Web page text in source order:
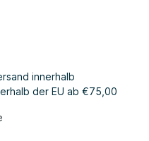
innerhalb
der EU ab €75,00